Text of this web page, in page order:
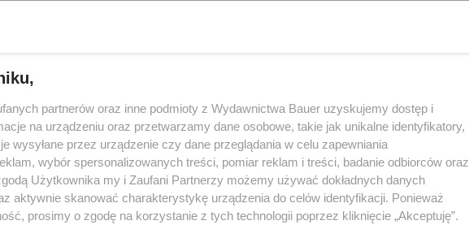
małżeństwo nie jest sielanką
na widelec kilka kawałków pieczonego
za kluczyki od wozu.
moja żona, Maria.
brzydko dodawały jej lat.
młodzi sobie nie radzą –
jeden raz dała mi świetne, lewe alibi.
biurowca i Bóg jeden wie, ile razy
partnerów oraz inne podmioty z Wydawnictwa Bauer uzyskujemy dostęp i
na urządzeniu oraz przetwarzamy dane osobowe, takie jak unikalne identyfikatory,
wysyłane przez urządzenie czy dane przeglądania w celu zapewniania
wybór spersonalizowanych treści, pomiar reklam i treści, badanie odbiorców oraz
Użytkownika my i Zaufani Partnerzy możemy używać dokładnych danych
aktywnie skanować charakterystykę urządzenia do celów identyfikacji. Ponieważ
prosimy o zgodę na korzystanie z tych technologii poprzez kliknięcie „Akceptuję”.